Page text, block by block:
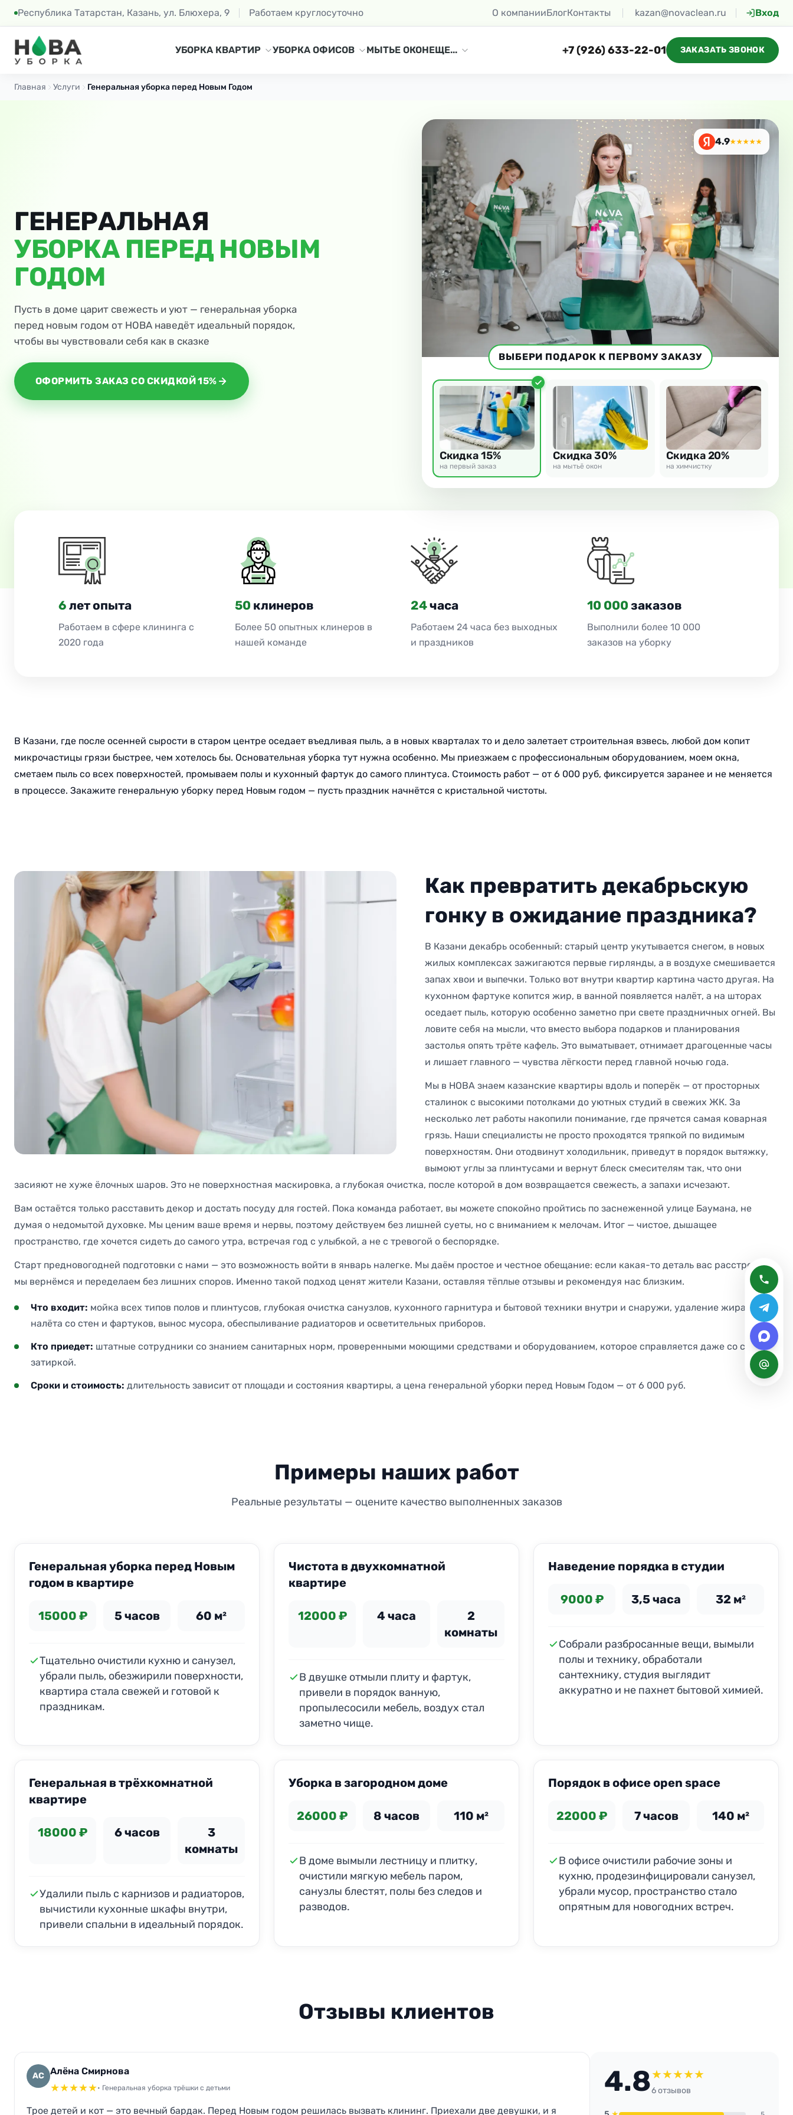
Республика Татарстан, Казань, ул. Блюхера, 9 Работаем круглосуточно О компанииБлогКонтакты kazan@novaclean.ru Вход
УБОРКА КВАРТИР УБОРКА ОФИСОВ МЫТЬЕ ОКОНЕЩЕ... +7 (926) 633-22-01 ЗАКАЗАТЬ ЗВОНОК
Главная Услуги Генеральная уборка перед Новым Годом
ГЕНЕРАЛЬНАЯ
УБОРКА ПЕРЕД НОВЫМ
ГОДОМ
Пусть в доме царит свежесть и уют — генеральная уборка
перед новым годом от НОВА наведёт идеальный порядок,
чтобы вы чувствовали себя как в сказке
ОФОРМИТЬ ЗАКАЗ СО СКИДКОЙ 15%
4.9★★★★★
ВЫБЕРИ ПОДАРОК К ПЕРВОМУ ЗАКАЗУ
Скидка 15%
на первый заказ
Скидка 30%
на мытьё окон
Скидка 20%
на химчистку
6 лет опыта
Работаем в сфере клининга с
2020 года
50 клинеров
Более 50 опытных клинеров в
нашей команде
24часа
Работаем 24 часа без выходных
и праздников
10 000 заказов
Выполнили более 10 000
заказов на уборку
В Казани, где после осенней сырости в старом центре оседает въедливая пыль, а в новых кварталах то и дело залетает строительная взвесь, любой дом копит
микрочастицы грязи быстрее, чем хотелось бы. Основательная уборка тут нужна особенно. Мы приезжаем с профессиональным оборудованием, моем окна,
сметаем пыль со всех поверхностей, промываем полы и кухонный фартук до самого плинтуса. Стоимость работ — от 6 000 руб, фиксируется заранее и не меняется
в процессе. Закажите генеральную уборку перед Новым годом — пусть праздник начнётся с кристальной чистоты.
Как превратить декабрьскую
гонку в ожидание праздника?
В Казани декабрь особенный: старый центр укутывается снегом, в новых
жилых комплексах зажигаются первые гирлянды, а в воздухе смешивается
запах хвои и выпечки. Только вот внутри квартир картина часто другая. На
кухонном фартуке копится жир, в ванной появляется налёт, а на шторах
оседает пыль, которую особенно заметно при свете праздничных огней. Вы
ловите себя на мысли, что вместо выбора подарков и планирования
застолья опять трёте кафель. Это выматывает, отнимает драгоценные часы
и лишает главного — чувства лёгкости перед главной ночью года.
Мы в НОВА знаем казанские квартиры вдоль и поперёк — от просторных
сталинок с высокими потолками до уютных студий в свежих ЖК. За
несколько лет работы накопили понимание, где прячется самая коварная
грязь. Наши специалисты не просто проходятся тряпкой по видимым
поверхностям. Они отодвинут холодильник, приведут в порядок вытяжку,
вымоют углы за плинтусами и вернут блеск смесителям так, что они
засияют не хуже ёлочных шаров. Это не поверхностная маскировка, а глубокая очистка, после которой в дом возвращается свежесть, а запахи исчезают.
Вам остаётся только расставить декор и достать посуду для гостей. Пока команда работает, вы можете спокойно пройтись по заснеженной улице Баумана, не
думая о недомытой духовке. Мы ценим ваше время и нервы, поэтому действуем без лишней суеты, но с вниманием к мелочам. Итог — чистое, дышащее
пространство, где хочется сидеть до самого утра, встречая год с улыбкой, а не с тревогой о беспорядке.
Старт предновогодней подготовки с нами — это возможность войти в январь налегке. Мы даём простое и честное обещание: если какая-то деталь вас расстроит,
мы вернёмся и переделаем без лишних споров. Именно такой подход ценят жители Казани, оставляя тёплые отзывы и рекомендуя нас близким.
Что входит: мойка всех типов полов и плинтусов, глубокая очистка санузлов, кухонного гарнитура и бытовой техники внутри и снаружи, удаление жира и
налёта со стен и фартуков, вынос мусора, обеспыливание радиаторов и осветительных приборов.
Кто приедет: штатные сотрудники со знанием санитарных норм, проверенными моющими средствами и оборудованием, которое справляется даже со старой
затиркой.
Сроки и стоимость: длительность зависит от площади и состояния квартиры, а цена генеральной уборки перед Новым Годом — от 6 000 руб.
Примеры наших работ
Реальные результаты — оцените качество выполненных заказов
Генеральная уборка перед Новым
годом в квартире
15000 ₽ 5 часов 60 м²
Тщательно очистили кухню и санузел,
убрали пыль, обезжирили поверхности,
квартира стала свежей и готовой к
праздникам.
Чистота в двухкомнатной
квартире
12000 ₽ 4 часа
2
комнаты
В двушке отмыли плиту и фартук,
привели в порядок ванную,
пропылесосили мебель, воздух стал
заметно чище.
Наведение порядка в студии
9000 ₽ 3,5 часа 32 м²
Собрали разбросанные вещи, вымыли
полы и технику, обработали
сантехнику, студия выглядит
аккуратно и не пахнет бытовой химией.
Генеральная в трёхкомнатной
квартире
18000 ₽ 6 часов
3
комнаты
Удалили пыль с карнизов и радиаторов,
вычистили кухонные шкафы внутри,
привели спальни в идеальный порядок.
Уборка в загородном доме
26000 ₽ 8 часов 110 м²
В доме вымыли лестницу и плитку,
очистили мягкую мебель паром,
санузлы блестят, полы без следов и
разводов.
Порядок в офисе open space
22000 ₽ 7 часов 140 м²
В офисе очистили рабочие зоны и
кухню, продезинфицировали санузел,
убрали мусор, пространство стало
опрятным для новогодних встреч.
Отзывы клиентов
АС Алёна Смирнова
★★★★★• Генеральная уборка трёшки с детьми
Трое детей и кот — это вечный бардак. Перед Новым годом решилась вызвать клининг. Приехали две девушки, и я
4.8★★★★★
6 отзывов